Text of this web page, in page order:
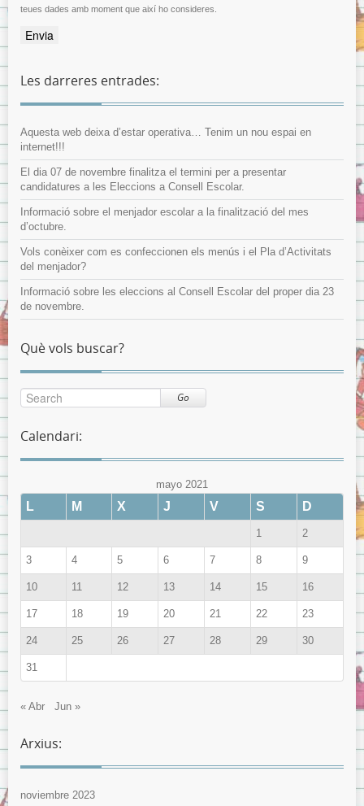
teues dades amb moment que així ho consideres.
Les darreres entrades:
Aquesta web deixa d’estar operativa… Tenim un nou espai en
internet!!!
El dia 07 de novembre finalitza el termini per a presentar
candidatures a les Eleccions a Consell Escolar.
Informació sobre el menjador escolar a la finalització del mes
d’octubre.
Vols conèixer com es confeccionen els menús i el Pla d’Activitats
del menjador?
Informació sobre les eleccions al Consell Escolar del proper dia 23
de novembre.
Què vols buscar?
Go
Calendari:
mayo 2021
L M X J V S D
1 2
3 4 5 6 7 8 9
10 11 12 13 14 15 16
17 18 19 20 21 22 23
24 25 26 27 28 29 30
31
« Abr Jun »
Arxius:
noviembre 2023